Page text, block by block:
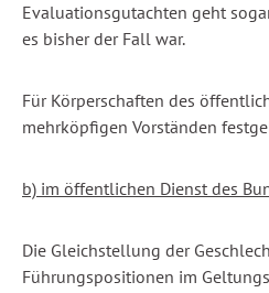
Evaluationsgutachten geht
es bisher der Fall war.
Für Körperschaften des
mehrköpfigen Vorständen
b) im öffentlichen Dienst des
Die Gleichstellung der
Führungspositionen im